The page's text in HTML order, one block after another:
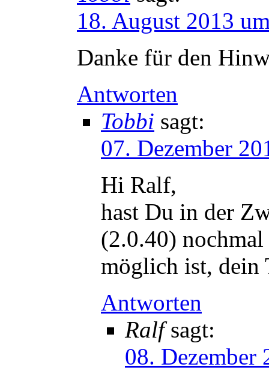
18. August 2013
Danke für den
Antworten
Tobbi sagt:
07. Dezember
Hi Ralf,
hast Du in der
(2.0.40)
möglich ist, dein
Antworten
Ralf sagt:
08. Dezember